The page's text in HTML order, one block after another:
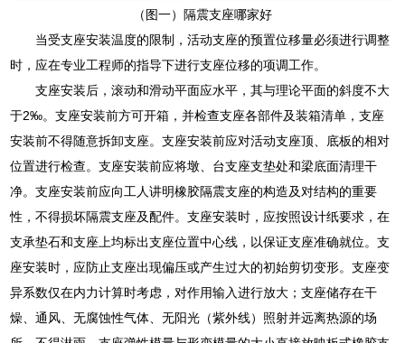
（图一）隔震支座哪家好
当受支座安装温度的限制，活动支座的预置位移量必须进行调整
时，应在专业工程师的指导下进行支座位移的项调工作。
支座安装后，滚动和滑动平面应水平，其与理论平面的斜度不大
于2‰。支座安装前方可开箱，并检查支座各部件及装箱清单，支座
安装前不得随意拆卸支座。支座安装前应对活动支座顶、底板的相对
位置进行检查。支座安装前应将墩、台支座支垫处和梁底面清理干
净。支座安装前应向工人讲明橡胶隔震支座的构造及对结构的重要
性，不得损坏隔震支座及配件。支座安装时，应按照设计纸要求，在
支承垫石和支座上均标出支座位置中心线，以保证支座准确就位。支
座安装时，应防止支座出现偏压或产生过大的初始剪切变形。支座变
异系数仅在内力计算时考虑，对作用输入进行放大；支座储存在干
燥、通风、无腐蚀性气体、无阳光（紫外线）照射并远离热源的场